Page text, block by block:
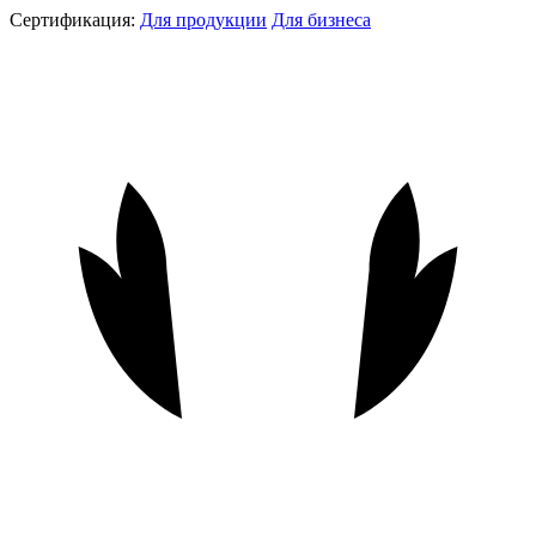
Сертификация: Для продукции Для бизнеса